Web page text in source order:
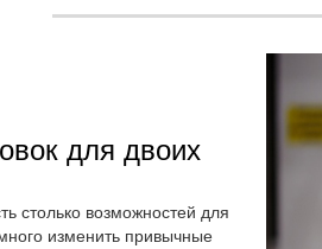
для двоих
столько возможностей для
изменить привычные